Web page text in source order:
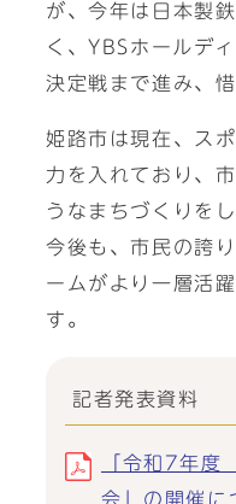
が、今年は日本製
く、YBSホールデ
決定戦まで進み、
姫路市は現在、ス
力を入れており、
うなまちづくりを
今後も、市民の誇
ームがより一層活
す。
記者発表資料
「令和7年
会」の開催